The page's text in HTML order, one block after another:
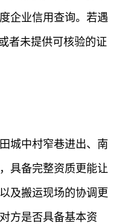
企业信用查询。若遇
者未提供可核验的证
城中村窄巷进出、南
具备完整资质更能让
及搬运现场的协调更
方是否具备基本资